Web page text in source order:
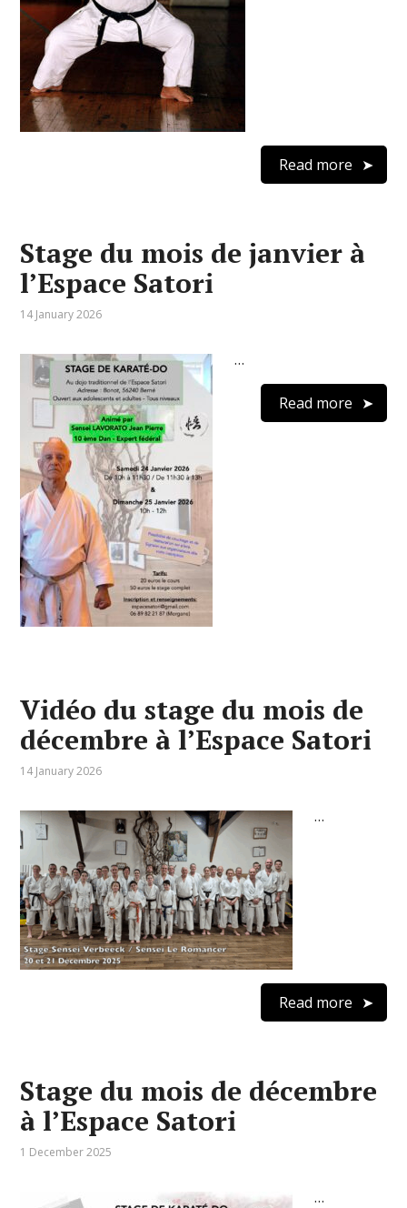
Read more
Stage du mois de janvier à
l’Espace Satori
14 January 2026
…
Read more
Vidéo du stage du mois de
décembre à l’Espace Satori
14 January 2026
…
Read more
Stage du mois de décembre
à l’Espace Satori
1 December 2025
…